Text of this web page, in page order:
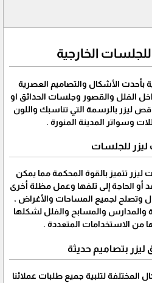
الخارجية
بأحدث الأشكال والتصاميم العصرية
الفلل والقصور وجلسات الحدائق او
ليزر بالرسمة التي تناسبك واللون
وسواتر المدينة المنورة .
للجلسات
تتميز بالقوة المحكمة مما يمكن
أو الحاجة إلى تلفها وعمل مظلة أخرى
وتصلح لجميع المساحات والأغراض ،
والمسابح والفلل لشكلها
من الاستخدامات المتعددة .
بتصاميم حديثة
المختلفة لتلبية جميع طلبات عملائنا